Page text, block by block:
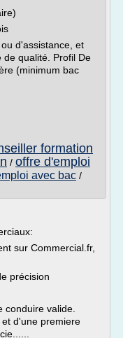
d'assistance, et
de qualité. Profil De
(minimum bac
formation
/ offre d'emploi
avec bac /
sur Commercial.fr,
précision
conduire valide.
d'une premiere